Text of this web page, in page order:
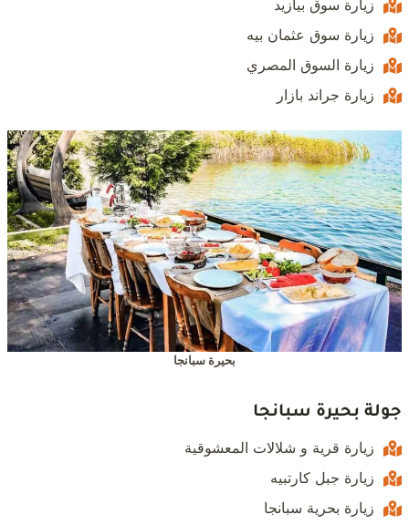
زيارة سوق بيازيد
زيارة سوق عثمان بيه
زيارة السوق المصري
زيارة جراند بازار
بحيرة سبانجا
جولة بحيرة سبانجا
زيارة قرية و شلالات المعشوقية
زيارة جبل كارتبيه
زيارة بحرية سبانجا